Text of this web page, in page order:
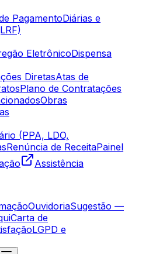
PagamentoDiárias e
EletrônicoDispensa
DiretasAtas de
Plano de Contratações
Obras
(PPA, LDO,
Renúncia de ReceitaPainel
Assistência
OuvidoriaSugestão —
Carta de
LGPD e